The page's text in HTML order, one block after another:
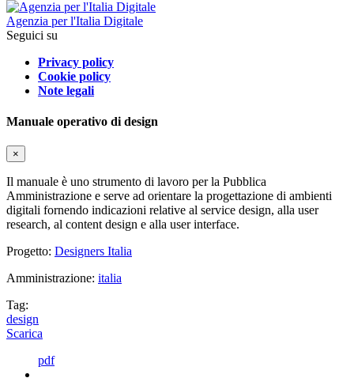
Agenzia per l'Italia Digitale
Seguici su
Privacy policy
Cookie policy
Note legali
Manuale operativo di design
×
Il manuale è uno strumento di lavoro per la Pubblica
Amministrazione e serve ad orientare la progettazione di ambienti
digitali fornendo indicazioni relative al service design, alla user
research, al content design e alla user interface.
Progetto: Designers Italia
Amministrazione: italia
Tag:
design
Scarica
pdf